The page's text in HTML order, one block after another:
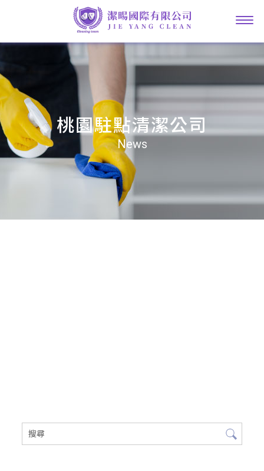
桃園駐點清潔公司